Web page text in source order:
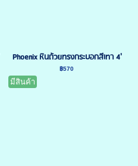
Phoenix หินถ้วยทรงกระบอกสีเทา 4'
฿570
มีสินค้า